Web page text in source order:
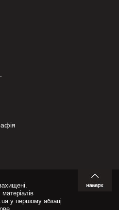
у першому абзаці